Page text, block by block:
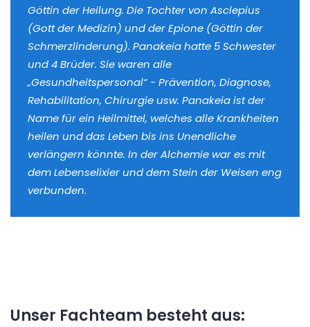
Göttin der Heilung. Die Tochter von Asclepius
(Gott der Medizin) und der Epione (Göttin der
Schmerzlinderung). Panakeia hatte 5 Schwester
und 4 Brüder. Sie waren alle
„Gesundheitspersonal“ - Prävention, Diagnose,
Rehabilitation, Chirurgie usw. Panakeia ist der
Name für ein Heilmittel, welches alle Krankheiten
heilen und das Leben bis ins Unendliche
verlängern könnte. In der Alchemie war es mit
dem Lebenselixier und dem Stein der Weisen eng
verbunden.
Unser Fachteam besteht aus: